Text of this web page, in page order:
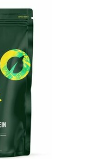
ET INTENSITÉ
caramel pour un
avant le
pic de glycémie,
et un allié parfait
d’un vrai café